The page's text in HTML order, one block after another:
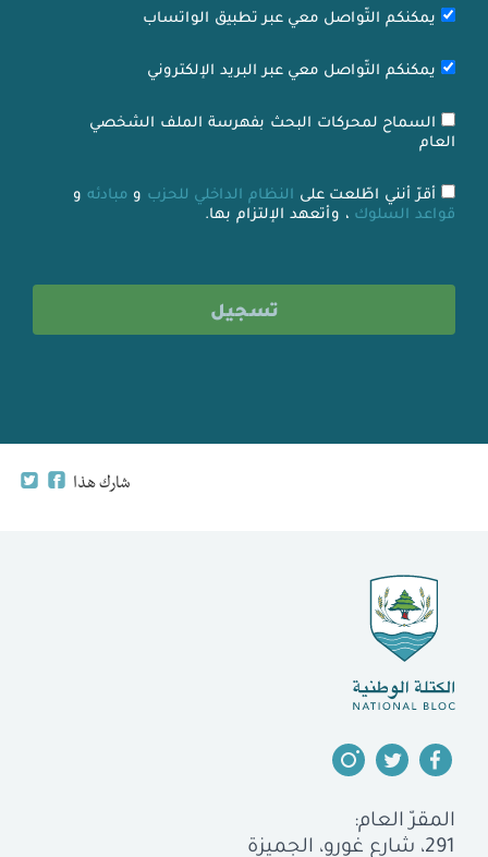
يمكنكم التّواصل معي عبر البريد الإلكتروني
يمكنكم التّواصل معي عبر تطبيق الواتساب
السماح لمحركات البحث بفهرسة الملف الشخصي
العام
أقرّ أنني اطّلعت على النظام الداخلي للحزب و مبادئه و
قواعد السلوك ، وأتعهد الإلتزام بها.
شارك هذا
المقرّ العام:
291، شارع غورو، الجميزة